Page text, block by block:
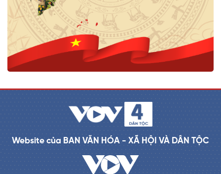
Website của BAN VĂN HÓA - XÃ HỘI VÀ DÂN TỘC